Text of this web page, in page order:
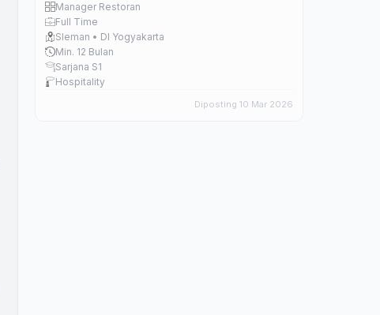
Manager Restoran
Full Time
Sleman • DI Yogyakarta
Min. 12 Bulan
Sarjana S1
Hospitality
Diposting 10 Mar 2026